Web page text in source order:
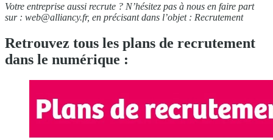
Votre entreprise aussi recrute ? N’hésitez pas à nous en faire part
sur : web@alliancy.fr, en précisant dans l’objet : Recrutement
Retrouvez tous les plans de recrutement
dans le numérique :